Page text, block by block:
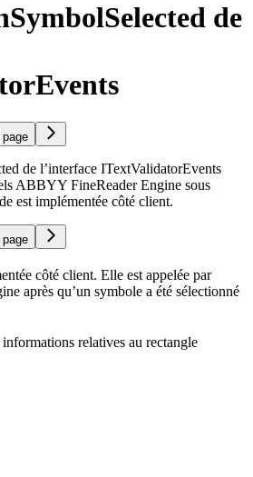
de
de l’interface ITextValidatorEvents
ABBYY FineReader Engine sous
est implémentée côté client.
côté client. Elle est appelée par
après qu’un symbole a été sélectionné
relatives au rectangle